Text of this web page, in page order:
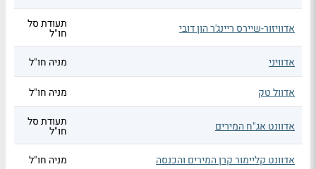
אדוויזור-שיירס ריינג'ר הון דובי תעודת סל
חו"ל
אדוויני
מניה חו"ל
אדוול טק מניה חו"ל
אדוונט אג"ח המירים תעודת סל
חו"ל
אדוונט קליימור קרן המירים והכנסה
מניה חו"ל